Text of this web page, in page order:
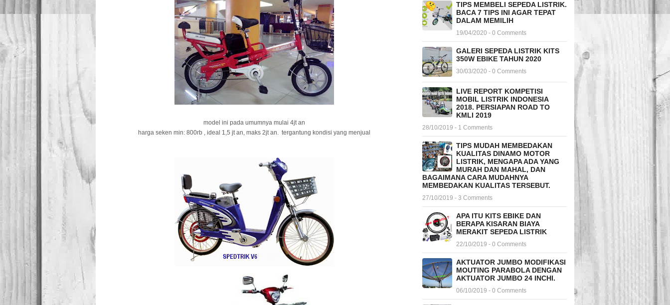
model ini pada umumnya mulai 4jt an
harga seken min: 800rb , ideal 1,5 jt an, maks 2jt an. tergantung kondisi yang menjual
TIPS MEMBELI SEPEDA LISTRIK.
BACA 7 TIPS INI AGAR TEPAT
DALAM MEMILIH
19/04/2020 - 0 Comments
GALERI SEPEDA LISTRIK KITS
350W EBIKE TAHUN 2020
30/03/2020 - 0 Comments
LIVE REPORT KOMPETISI
MOBIL LISTRIK INDONESIA
2018. PERSIAPAN ROAD TO
KMLI 2019
28/10/2019 - 1 Comments
TIPS MUDAH MEMBEDAKAN
KUALITAS DINAMO MOTOR
LISTRIK, MENGAPA ADA YANG
MURAH DAN MAHAL, DAN
BAGAIMANA CARA MUDAHNYA
MEMBEDAKAN KUALITAS TERSEBUT.
27/10/2019 - 3 Comments
APA ITU KITS EBIKE DAN
BERAPA KISARAN BIAYA
MERAKIT SEPEDA LISTRIK
22/10/2019 - 0 Comments
AKTUATOR JUMBO MODIFIKASI
MOUTING PARABOLA DENGAN
AKTUATOR JUMBO 24 INCHI.
06/10/2019 - 0 Comments